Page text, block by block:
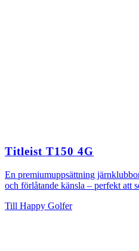
Titleist T150 4G
En premiumuppsättning
och förlåtande känsla – perfekt att
Till Happy Golfer